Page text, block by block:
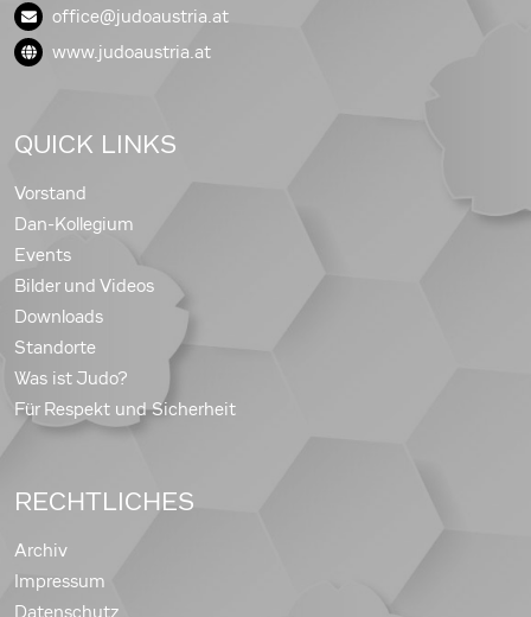
office@judoaustria.at
www.judoaustria.at
QUICK LINKS
Vorstand
Dan-Kollegium
Events
Bilder und Videos
Downloads
Standorte
Was ist Judo?
Für Respekt und Sicherheit
RECHTLICHES
Archiv
Impressum
Datenschutz